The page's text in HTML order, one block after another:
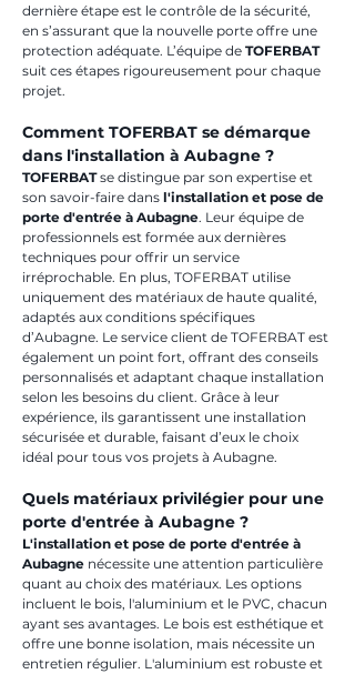
dernière étape est le contrôle de la sécurité,
en s’assurant que la nouvelle porte offre une
protection adéquate. L’équipe de TOFERBAT
suit ces étapes rigoureusement pour chaque
projet.
Comment TOFERBAT se démarque
dans l'installation à Aubagne ?
TOFERBAT se distingue par son expertise et
son savoir-faire dans l'installation et pose de
porte d'entrée à Aubagne. Leur équipe de
professionnels est formée aux dernières
techniques pour offrir un service
irréprochable. En plus, TOFERBAT utilise
uniquement des matériaux de haute qualité,
adaptés aux conditions spécifiques
d’Aubagne. Le service client de TOFERBAT est
également un point fort, offrant des conseils
personnalisés et adaptant chaque installation
selon les besoins du client. Grâce à leur
expérience, ils garantissent une installation
sécurisée et durable, faisant d’eux le choix
idéal pour tous vos projets à Aubagne.
Quels matériaux privilégier pour une
porte d'entrée à Aubagne ?
L'installation et pose de porte d'entrée à
Aubagne nécessite une attention particulière
quant au choix des matériaux. Les options
incluent le bois, l'aluminium et le PVC, chacun
ayant ses avantages. Le bois est esthétique et
offre une bonne isolation, mais nécessite un
entretien régulier. L'aluminium est robuste et